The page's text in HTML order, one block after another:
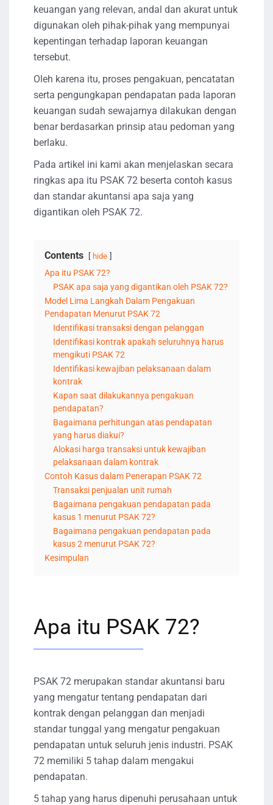
keuangan yang relevan, andal dan akurat untuk
digunakan oleh pihak-pihak yang mempunyai
kepentingan terhadap laporan keuangan
tersebut.
Oleh karena itu, proses pengakuan, pencatatan
serta pengungkapan pendapatan pada laporan
keuangan sudah sewajarnya dilakukan dengan
benar berdasarkan prinsip atau pedoman yang
berlaku.
Pada artikel ini kami akan menjelaskan secara
ringkas apa itu PSAK 72 beserta contoh kasus
dan standar akuntansi apa saja yang
digantikan oleh PSAK 72.
Contents hide
Apa itu PSAK 72?
PSAK apa saja yang digantikan oleh PSAK 72?
Model Lima Langkah Dalam Pengakuan
Pendapatan Menurut PSAK 72
Identifikasi transaksi dengan pelanggan
Identifikasi kontrak apakah seluruhnya harus
mengikuti PSAK 72
Identifikasi kewajiban pelaksanaan dalam
kontrak
Kapan saat dilakukannya pengakuan
pendapatan?
Bagaimana perhitungan atas pendapatan
yang harus diakui?
Alokasi harga transaksi untuk kewajiban
pelaksanaan dalam kontrak
Contoh Kasus dalam Penerapan PSAK 72
Transaksi penjualan unit rumah
Bagaimana pengakuan pendapatan pada
kasus 1 menurut PSAK 72?
Bagaimana pengakuan pendapatan pada
kasus 2 menurut PSAK 72?
Kesimpulan
Apa itu PSAK 72?
PSAK 72 merupakan standar akuntansi baru
yang mengatur tentang pendapatan dari
kontrak dengan pelanggan dan menjadi
standar tunggal yang mengatur pengakuan
pendapatan untuk seluruh jenis industri. PSAK
72 memiliki 5 tahap dalam mengakui
pendapatan.
5 tahap yang harus dipenuhi perusahaan untuk